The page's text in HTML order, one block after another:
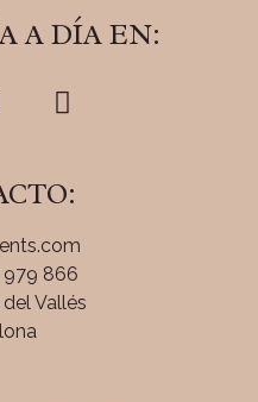
A DÍA EN:
979 866
Vallés